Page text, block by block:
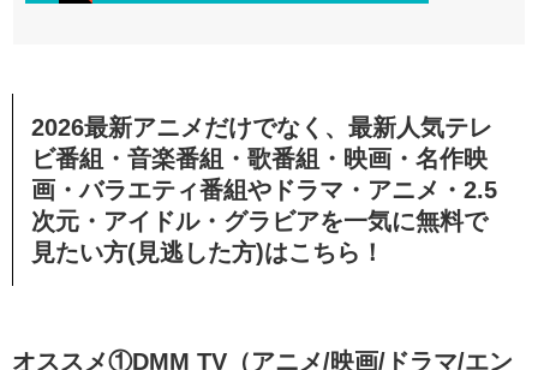
2026最新アニメだけでなく、最新人気テレ
ビ番組・音楽番組・歌番組・映画・名作映
画・バラエティ番組やドラマ・アニメ・2.5
次元・アイドル・グラビアを一気に無料で
見たい方(見逃した方)はこちら！
オススメ①DMM TV（アニメ/映画/ドラマ/エン